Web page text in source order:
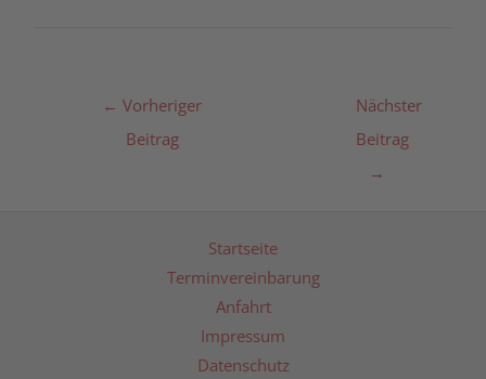
← Vorheriger
Beitrag
Nächster
Beitrag
→
Startseite
Terminvereinbarung
Anfahrt
Impressum
Datenschutz